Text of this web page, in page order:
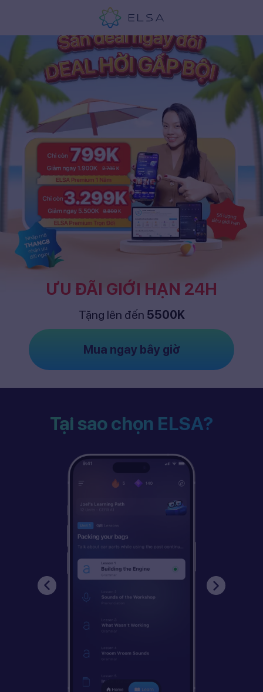
ƯU ĐÃI GIỚI HẠN 24H
Tặng lên đến 5500K
Mua ngay bây giờ
Tại sao chọn ELSA?